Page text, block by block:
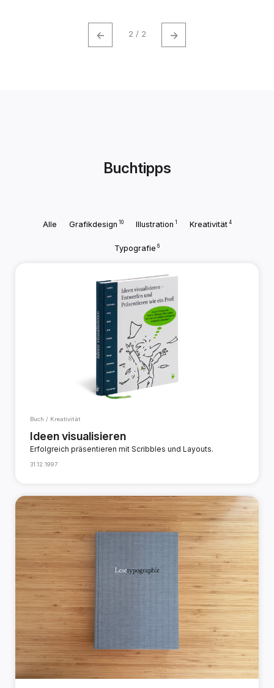
← 2 / 2 →
Buchtipps
Alle Grafikdesign 10 Illustration 1 Kreativität4
Typografie 6
Buch / Kreativität
Ideen visualisieren
Erfolgreich präsentieren mit Scribbles und Layouts.
31.12.1997